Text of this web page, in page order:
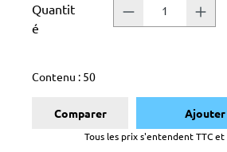
Quantit
é
Contenu : 50
Comparer Ajouter
Tous les prix s'entendent TTC